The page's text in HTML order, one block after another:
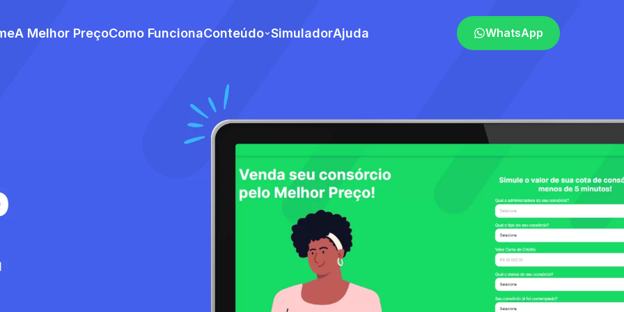
A Melhor PreçoComo FuncionaConteúdo SimuladorAjuda WhatsApp